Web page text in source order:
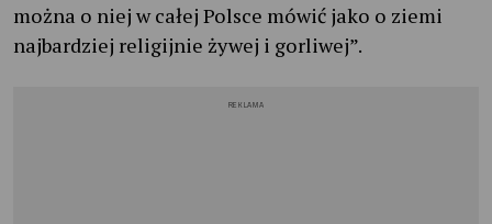
można o niej w całej Polsce mówić jako o ziemi
najbardziej religijnie żywej i gorliwej”.
REKLAMA